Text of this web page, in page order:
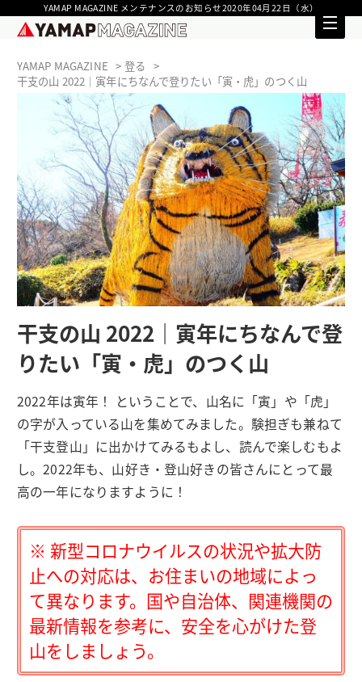
YAMAP MAGAZINE メンテナンスのお知らせ2020年04月22日（水）
YAMAP MAGAZINE
登る
干支の山 2022｜寅年にちなんで登りたい「寅・虎」のつく山
干支の山 2022｜寅年にちなんで登
りたい「寅・虎」のつく山
2022年は寅年！ ということで、山名に「寅」や「虎」
の字が入っている山を集めてみました。験担ぎも兼ねて
「干支登山」に出かけてみるもよし、読んで楽しむもよ
し。2022年も、山好き・登山好きの皆さんにとって最
高の一年になりますように！
※ 新型コロナウイルスの状況や拡大防
止への対応は、お住まいの地域によっ
て異なります。国や自治体、関連機関の
最新情報を参考に、安全を心がけた登
山をしましょう。